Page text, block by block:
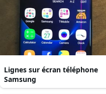
Lignes sur écran téléphone
Samsung